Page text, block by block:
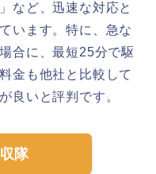
など、迅速な対応と
います。特に、急な
合に、最短25分で駆
金も他社と比較して
良いと評判です。
隊